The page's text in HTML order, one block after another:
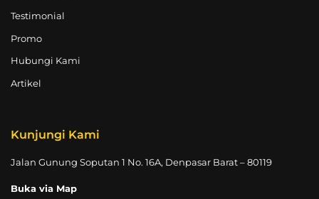
Testimonial
Promo
Hubungi Kami
Artikel
Kunjungi Kami
Jalan Gunung Soputan 1 No. 16A, Denpasar Barat – 80119
Buka via Map